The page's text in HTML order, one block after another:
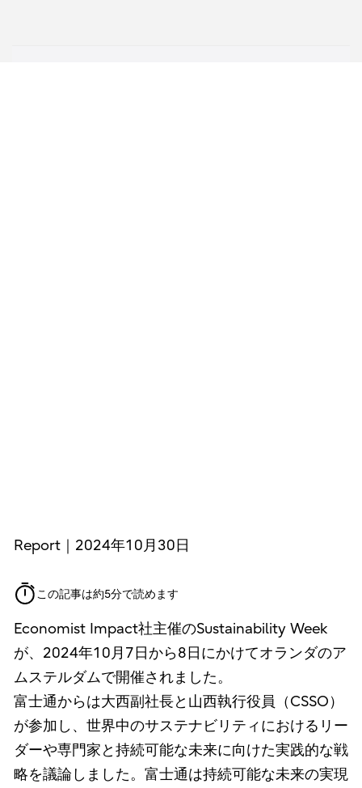
Report｜2024年10月30日
この記事は約5分で読めます
Economist Impact社主催のSustainability Week
が、2024年10月7日から8日にかけてオランダのア
ムステルダムで開催されました。
富士通からは大西副社長と山西執行役員（CSSO）
が参加し、世界中のサステナビリティにおけるリー
ダーや専門家と持続可能な未来に向けた実践的な戦
略を議論しました。富士通は持続可能な未来の実現